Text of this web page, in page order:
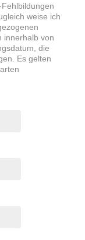
weise ich
innerhalb von
die
Es gelten